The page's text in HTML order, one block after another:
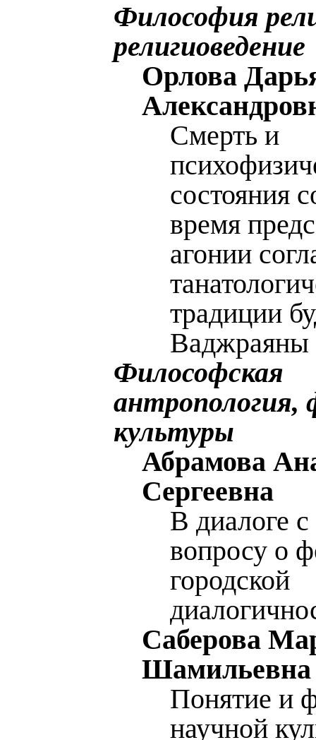
Философия
религиоведение
Орлова
Смерть и
состояния
время
агонии
традиции
Ваджраяны
Философская
антропология,
культуры
Абрамова
Сергеевна
В диалоге
вопросу о
городской
Саберова
Шамильевна
Понятие и
научной